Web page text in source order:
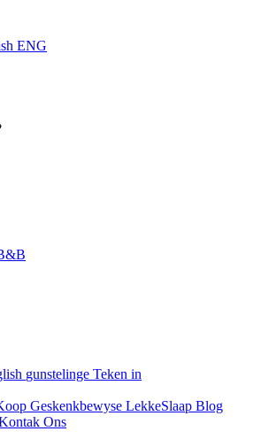
ENG
gunstelinge Teken in
Geskenkbewyse LekkeSlaap Blog
Ons